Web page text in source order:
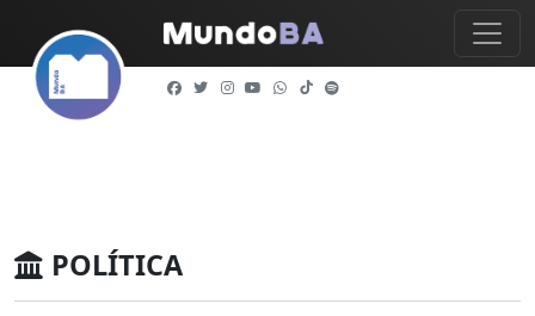
POLÍTICA